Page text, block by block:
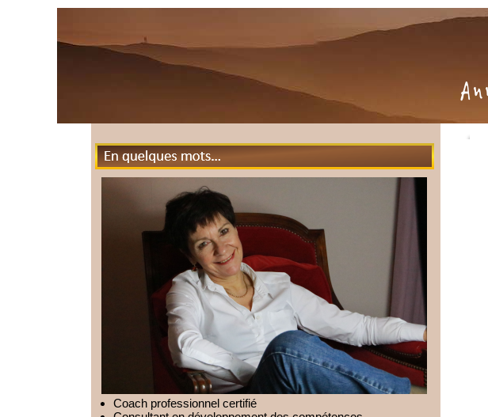
En quelques mots
Coach professionnel certifié